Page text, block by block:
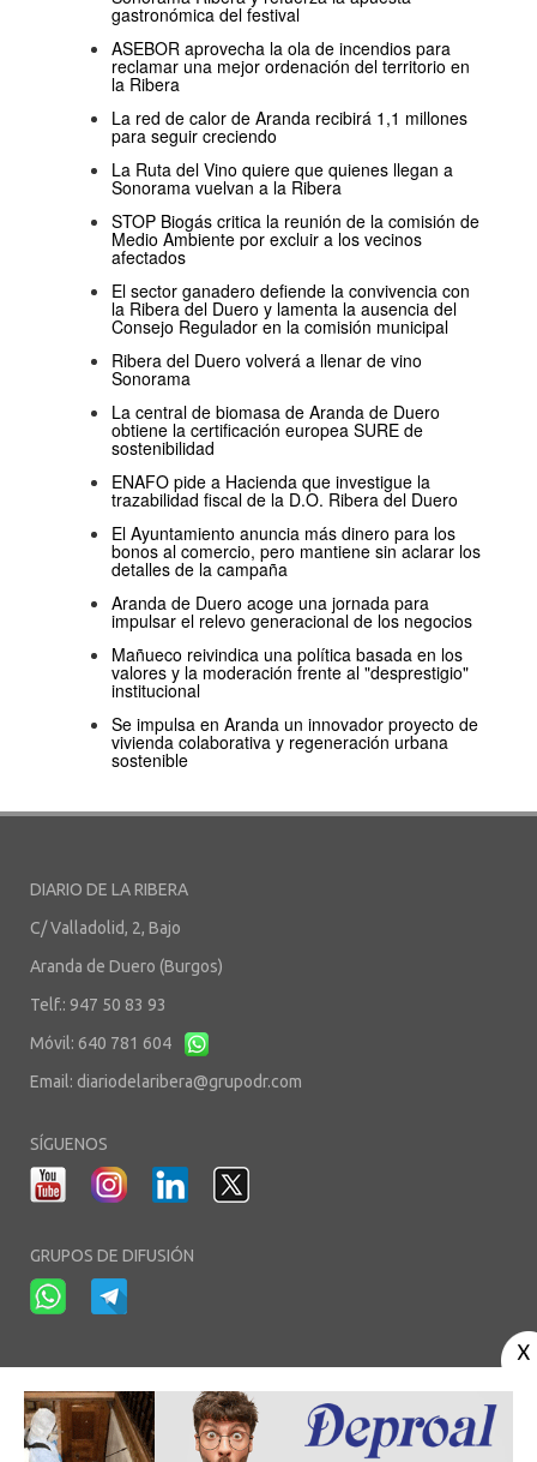
gastronómica del festival
ASEBOR aprovecha la ola de incendios para
reclamar una mejor ordenación del territorio en
la Ribera
La red de calor de Aranda recibirá 1,1 millones
para seguir creciendo
La Ruta del Vino quiere que quienes llegan a
Sonorama vuelvan a la Ribera
STOP Biogás critica la reunión de la comisión de
Medio Ambiente por excluir a los vecinos
afectados
El sector ganadero defiende la convivencia con
la Ribera del Duero y lamenta la ausencia del
Consejo Regulador en la comisión municipal
Ribera del Duero volverá a llenar de vino
Sonorama
La central de biomasa de Aranda de Duero
obtiene la certificación europea SURE de
sostenibilidad
ENAFO pide a Hacienda que investigue la
trazabilidad fiscal de la D.O. Ribera del Duero
El Ayuntamiento anuncia más dinero para los
bonos al comercio, pero mantiene sin aclarar los
detalles de la campaña
Aranda de Duero acoge una jornada para
impulsar el relevo generacional de los negocios
Mañueco reivindica una política basada en los
valores y la moderación frente al "desprestigio"
institucional
Se impulsa en Aranda un innovador proyecto de
vivienda colaborativa y regeneración urbana
sostenible
DIARIO DE LA RIBERA
C/ Valladolid, 2, Bajo
Aranda de Duero (Burgos)
Telf.: 947 50 83 93
Móvil: 640 781 604
Email: diariodelaribera@grupodr.com
SÍGUENOS
GRUPOS DE DIFUSIÓN